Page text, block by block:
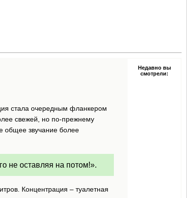
стала очередным фланкером
свежей, но по-прежнему
общее звучание более
не оставляя на потом!».
Концентрация – туалетная
Недавно вы
смотрели: